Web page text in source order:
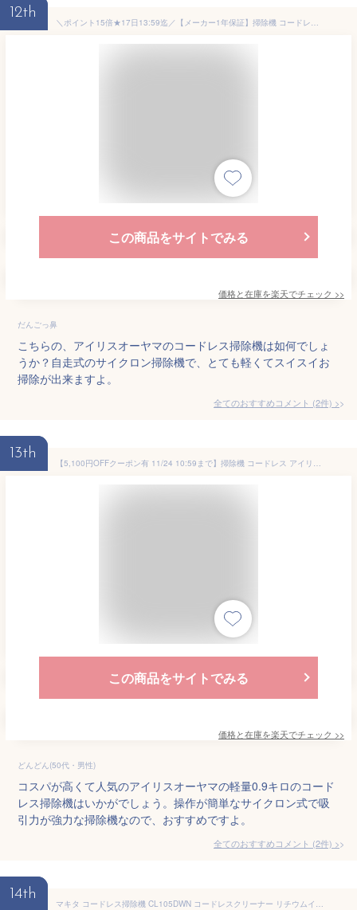
12th
＼ポイント15倍★17日13:59迄／【メーカー1年保証】掃除機 コードレス アイリスオーヤマ 軽量 充電式 コードレス掃除機 サイクロン掃除機 自走式 サイクロン掃除機 サイクロン式掃除機 クリーナー ハンディスタンド付 スリム 新生活 SCD-120P-W SCD-121P 送料無料
この商品をサイトでみる
価格と在庫を楽天でチェック >>
だんごっ鼻
こちらの、アイリスオーヤマのコードレス掃除機は如何でしょ
うか？自走式のサイクロン掃除機で、とても軽くてスイスイお
掃除が出来ますよ。
全てのおすすめコメント (2件) >
13th
【5,100円OFFクーポン有 11/24 10:59まで】掃除機 コードレス アイリスオーヤマ クリーナー サイクロン 軽量 充電式 スタンド付き スリム サイクロン掃除機 コードレス 紙パック不要 モップスタンド付き 2way SCD-120P-W SCD-121P【メーカー1年保証】【あす楽】
この商品をサイトでみる
価格と在庫を楽天でチェック >>
どんどん(50代・男性)
コスパが高くて人気のアイリスオーヤマの軽量0.9キロのコード
レス掃除機はいかがでしょう。操作が簡単なサイクロン式で吸
引力が強力な掃除機なので、おすすめですよ。
全てのおすすめコメント (2件) >
14th
マキタ コードレス掃除機 CL105DWN コードレスクリーナー リチウムイオン 充電式クリーナー 充電式 ハンディクリーナー 紙パック10枚付属 沖縄・離島配送不可